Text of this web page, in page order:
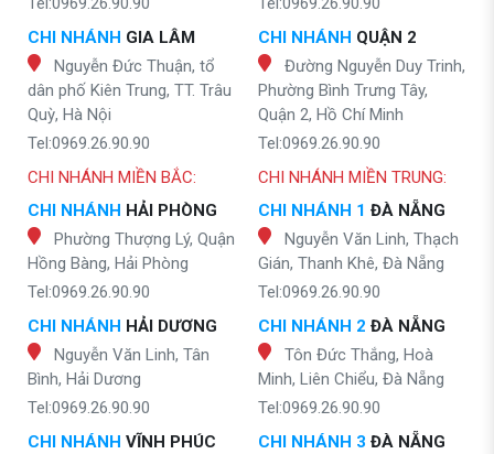
CHI NHÁNH GIA LÂM
Nguyễn Đức Thuận, tổ
dân phố Kiên Trung, TT. Trâu
Quỳ, Hà Nội
Tel:0969.26.90.90
CHI NHÁNH QUẬN 2
Đường Nguyễn Duy Trinh,
Phường Bình Trưng Tây,
Quận 2, Hồ Chí Minh
Tel:0969.26.90.90
CHI NHÁNH MIỀN BẮC:
CHI NHÁNH HẢI PHÒNG
Phường Thượng Lý, Quận
Hồng Bàng, Hải Phòng
Tel:0969.26.90.90
CHI NHÁNH HẢI DƯƠNG
Nguyễn Văn Linh, Tân
Bình, Hải Dương
Tel:0969.26.90.90
CHI NHÁNH VĨNH PHÚC
CHI NHÁNH MIỀN TRUNG:
CHI NHÁNH 1 ĐÀ NẴNG
Nguyễn Văn Linh, Thạch
Gián, Thanh Khê, Đà Nẵng
Tel:0969.26.90.90
CHI NHÁNH 2 ĐÀ NẴNG
Tôn Đức Thắng, Hoà
Minh, Liên Chiểu, Đà Nẵng
Tel:0969.26.90.90
CHI NHÁNH 3 ĐÀ NẴNG